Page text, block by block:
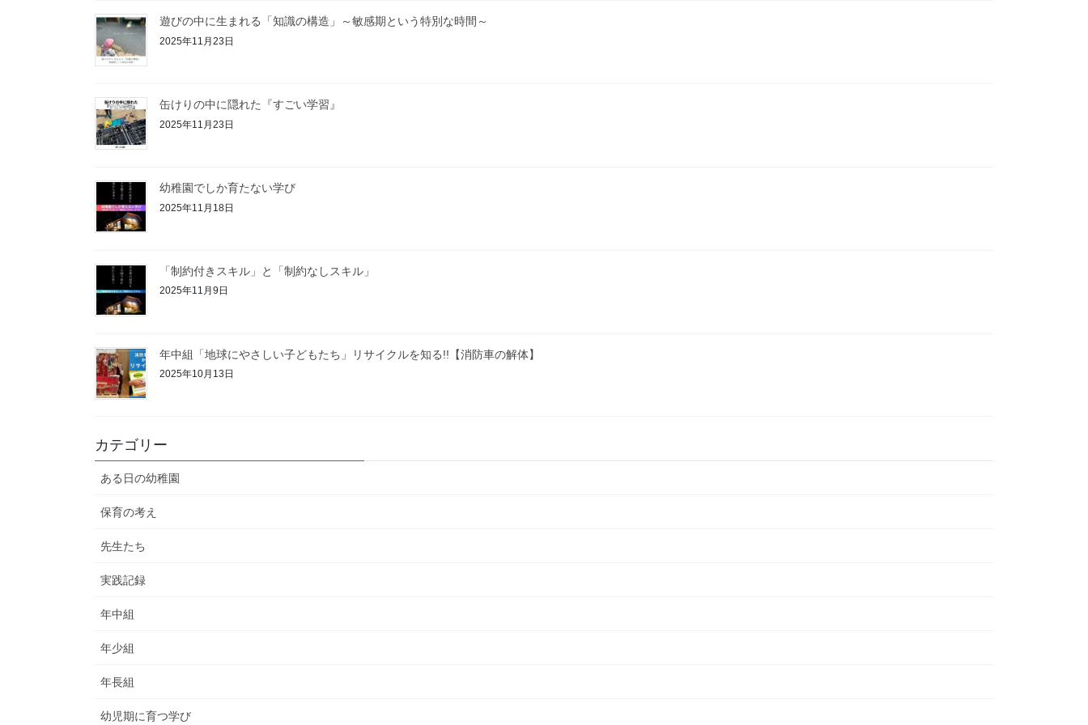
遊びの中に生まれる「知識の構造」～敏感期という特別な時間～
2025年11月23日
缶けりの中に隠れた『すごい学習』
2025年11月23日
幼稚園でしか育たない学び
2025年11月18日
「制約付きスキル」と「制約なしスキル」
2025年11月9日
年中組「地球にやさしい子どもたち」リサイクルを知る!!【消防車の解体】
2025年10月13日
カテゴリー
ある日の幼稚園
保育の考え
先生たち
実践記録
年中組
年少組
年長組
幼児期に育つ学び